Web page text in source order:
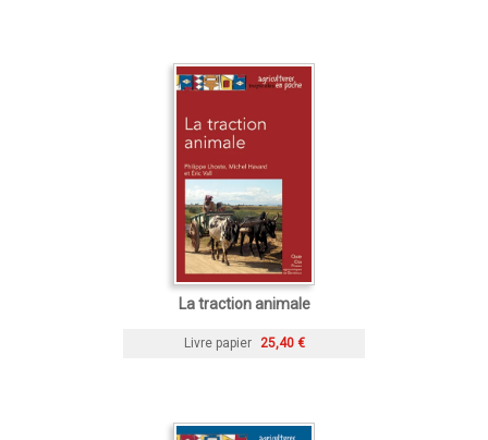
La traction animale
Livre papier 25,40 €